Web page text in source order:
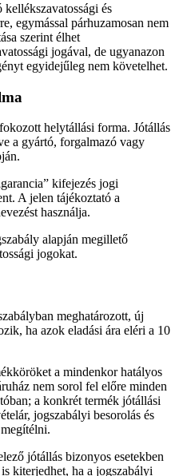
és
egymással párhuzamosan nem
szerint élhet
jogával, de ugyanazon
egyidejűleg nem követelhet.
helytállási forma. Jótállás
a gyártó, forgalmazó vagy
kifejezés jogi
A jelen tájékoztató a
használja.
alapján megillető
jogokat.
meghatározott, új
ha azok eladási ára eléri a 10
a mindenkor hatályos
nem sorol fel előre minden
a konkrét termék jótállási
jogszabályi besorolás és
jótállás bizonyos esetekben
kiterjedhet, ha a jogszabályi